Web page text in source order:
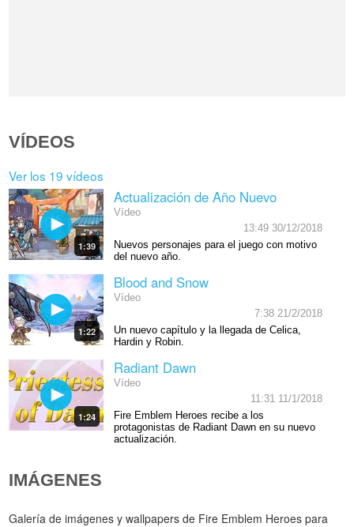
VÍDEOS
Ver los 19 vídeos
1:39
Actualización de Año Nuevo
Vídeo
13:49 30/12/2018
Nuevos personajes para el juego con motivo
del nuevo año.
1:22
Blood and Snow
Vídeo
7:38 21/2/2018
Un nuevo capítulo y la llegada de Celica,
Hardin y Robin.
1:24
Radiant Dawn
Vídeo
11:31 11/1/2018
Fire Emblem Heroes recibe a los
protagonistas de Radiant Dawn en su nuevo
actualización.
IMÁGENES
Galería de imágenes y wallpapers de Fire Emblem Heroes para